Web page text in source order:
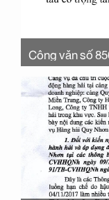
Công văn số
của Cảng vụ
tiếp nhận tàu